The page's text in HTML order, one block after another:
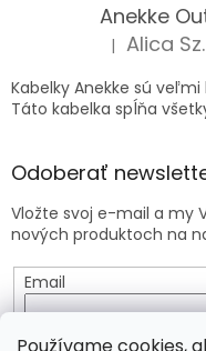
Anekke
Hodnotenie
| Alica Sz.
Kabelky Anekke sú
Táto kabelka spĺňa
Odoberať
Vložte svoj e-mail a my
nových produktoch na
Email